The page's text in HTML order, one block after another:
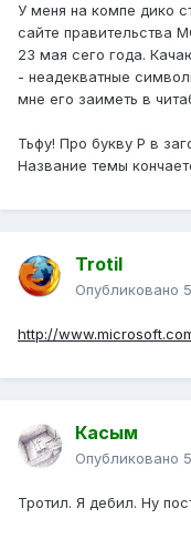
У меня на компе дико
сайте правительства
23 мая сего года.
- неадекватные
мне его заиметь в
Тьфу! Про букву Р в
Название темы
Trotil
Опубликовано
http://
Касым
Опубликовано
Тротил. Я дебил. Ну